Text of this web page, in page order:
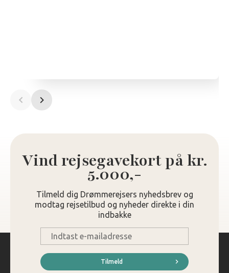
Vind rejsegavekort på kr.
5.000,-
Tilmeld dig Drømmerejsers nyhedsbrev og
modtag rejsetilbud og nyheder direkte i din
indbakke
mail
*
Tilmeld